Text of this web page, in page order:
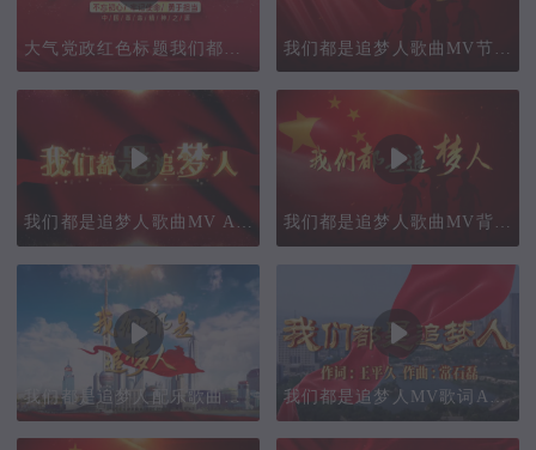
我们都是追梦人歌曲MV AE模板 我们都是追梦人歌曲MV背景视频
我们都是追梦人配乐歌曲舞台背景AE模板